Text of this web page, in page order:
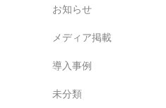
お知らせ
メディア掲載
導入事例
未分類